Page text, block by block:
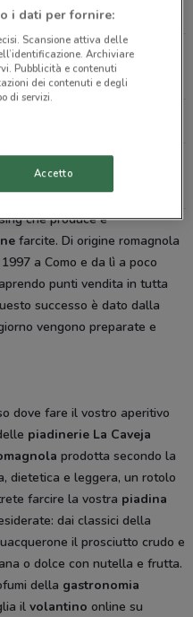
che produce e
farcite. Di origine romagnola
a Como e da lì a poco
punti vendita in tutta
successo è dato dalla
vengono preparate e
dove fare il vostro aperitivo
piadinerie La Caveja
prodotta secondo la
dietetica e leggera, un rotolo
farcire la vostra piadina
dai classici della
il prosciutto crudo e
o dolce con nutella e frutta.
della gastronomia
il volantino online su
i dati per fornire:
Scansione attiva delle
Archiviare
Pubblicità e contenuti
dei contenuti e degli
di servizi.
Accetto